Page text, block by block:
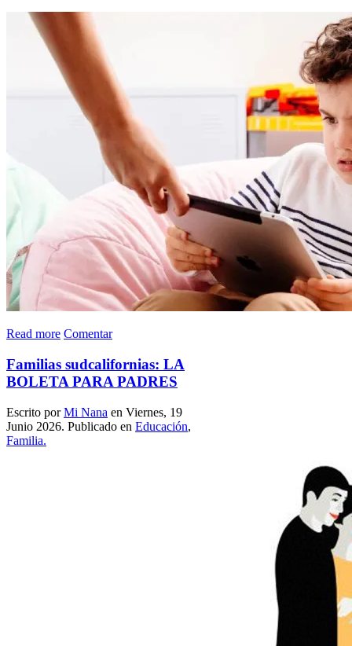
Read more Comentar
Familias sudcalifornias: LA
BOLETA PARA PADRES
Escrito porMi Nana en Viernes, 19
Junio 2026. Publicado en Educación,
Familia.